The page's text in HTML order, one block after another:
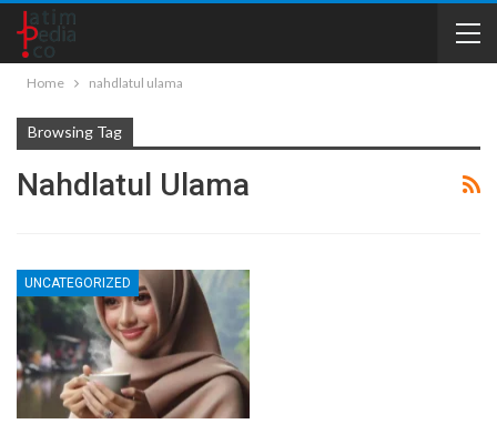
Home nahdlatul ulama
Browsing Tag
Nahdlatul Ulama
UNCATEGORIZED